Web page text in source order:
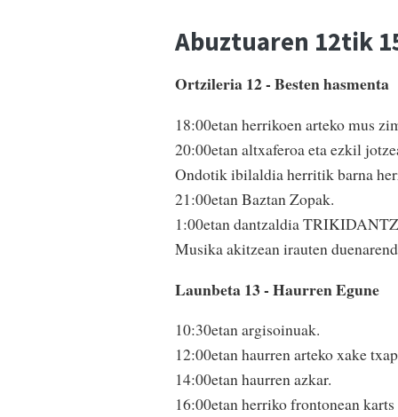
Abuztuaren 12tik
Ortzileria 12 - Besten hasmenta
18:00etan herrikoen arteko mus
20:00etan altxaferoa eta ezkil
Ondotik ibilaldia herritik barna
21:00etan Baztan Zopak.
1:00etan dantzaldia
Musika akitzean irauten
Launbeta 13 - Haurren Egune
10:30etan argisoinuak.
12:00etan haurren arteko xake
14:00etan haurren azkar.
16:00etan herriko frontonean